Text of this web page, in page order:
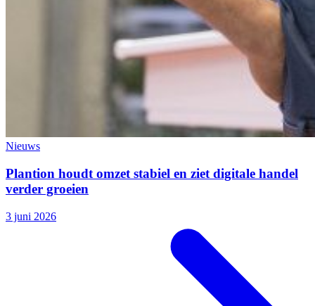
Nieuws
Plantion houdt omzet stabiel en ziet digitale handel
verder groeien
3 juni 2026